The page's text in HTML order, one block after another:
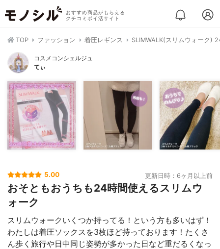
おすすめ商品がもらえる
クチコミポイ活サイト
TOP ファッション 着圧レギンス SLIMWALK(スリムウォーク)
コスメコンシェルジュ
てぃ
5.00 更新日時：6ヶ月以上前
おそともおうちも24時間使えるスリムウ
ォーク
スリムウォークいくつか持ってる！という方も多いはず！
わたしは着圧ソックスを3枚ほど持っております！たくさ
ん歩く旅行や日中同じ姿勢が多かった日など重だるくなっ